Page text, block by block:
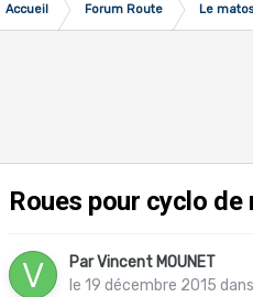
Accueil Forum Route Le
Roues pour cyclo de
ParVincent MOUNET
le 19 décembre 2015